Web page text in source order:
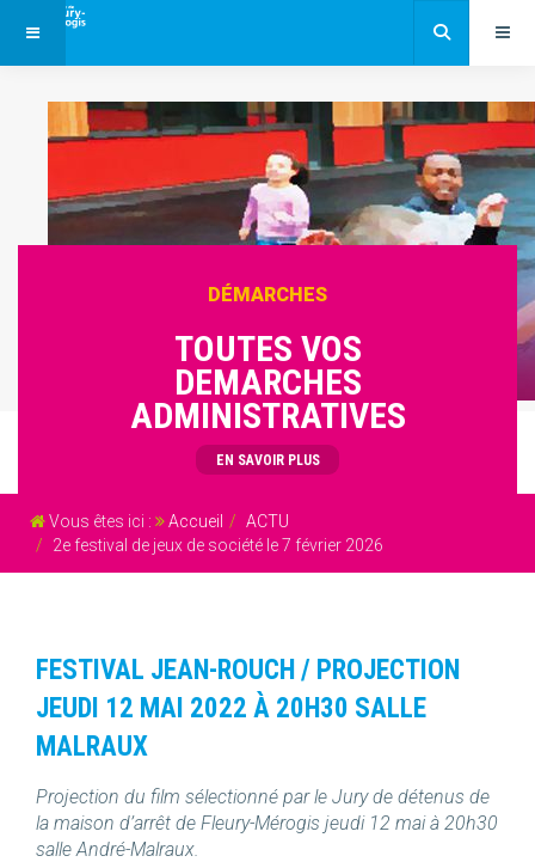
DÉMARCHES
TOUTES VOS
DEMARCHES
ADMINISTRATIVES
EN SAVOIR PLUS
Vous êtes ici : Accueil
ACTU
2e festival de jeux de société le 7 février 2026
FESTIVAL JEAN-ROUCH / PROJECTION
JEUDI 12 MAI 2022 À 20H30 SALLE
MALRAUX
Projection du film sélectionné par le Jury de détenus de
la maison d’arrêt de Fleury-Mérogis jeudi 12 mai à 20h30
salle André-Malraux.